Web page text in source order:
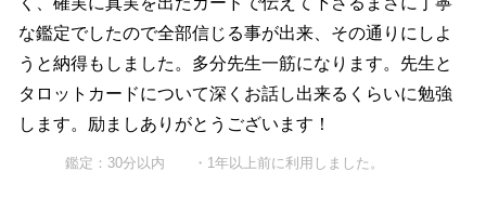
な鑑定でしたので全部信じる事が出来、その通りにしよ
うと納得もしました。多分先生一筋になります。先生と
タロットカードについて深くお話し出来るくらいに勉強
します。励ましありがとうございます！
鑑定：30分以内 ・1年以上前に利用しました。